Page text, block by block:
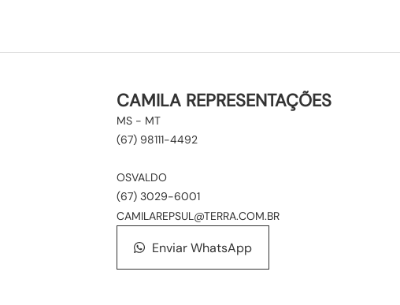
CAMILA REPRESENTAÇÕES
MS - MT
(67) 98111-4492
OSVALDO
(67) 3029-6001
CAMILAREPSUL@TERRA.COM.BR
Enviar WhatsApp